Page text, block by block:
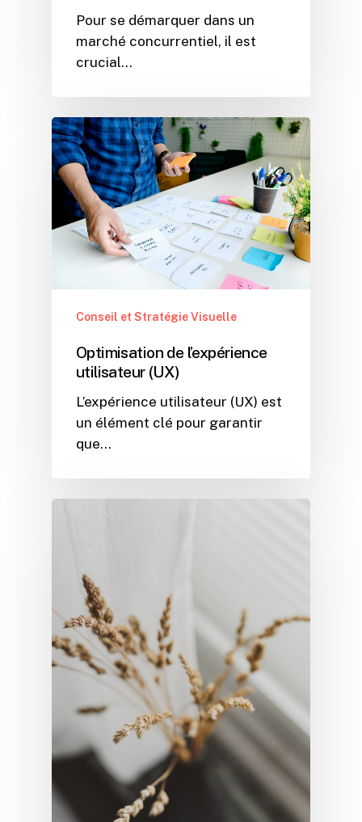
Pour se démarquer dans un
marché concurrentiel, il est
crucial…
Conseil et Stratégie Visuelle
Optimisation de l’expérience
utilisateur (UX)
L’expérience utilisateur (UX) est
un élément clé pour garantir
que…